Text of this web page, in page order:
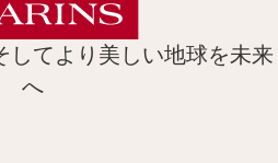
してより美しい地球を未来
へ